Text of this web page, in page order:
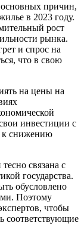
основных причин,
в 2023 году.
рост
рынка.
и спрос на
что в свою
на цены на
инвестиции с
к снижению
связана с
государства.
обусловлено
Поэтому
чтобы
соответствующие